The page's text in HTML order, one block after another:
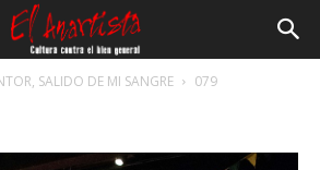
SALIDO DE MI SANGRE 079